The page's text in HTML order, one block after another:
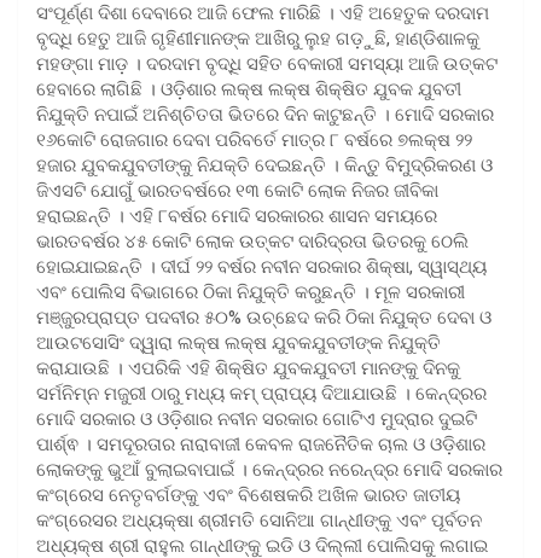
ସଂପୂର୍ଣ୍ଣ ଦିଶା ଦେବାରେ ଆଜି ଫେଲ ମାରିଛି । ଏହି ଅହେତୁକ ଦରଦାମ
ବୃଦ୍ଧି ହେତୁ ଆଜି ଗୃହିଣୀମାନଙ୍କ ଆଖିରୁ ଲୁହ ଗଡ଼ୁଛି, ହାଣ୍ଡିଶାଳକୁ
ମହଙ୍ଗା ମାଡ଼ । ଦରଦାମ ବୃଦ୍ଧି ସହିତ ବେକାରୀ ସମସ୍ୟା ଆଜି ଉତ୍କଟ
ହେବାରେ ଲାଗିଛି । ଓଡ଼ିଶାର ଲକ୍ଷ ଲକ୍ଷ ଶିକ୍ଷିତ ଯୁବକ ଯୁବତୀ
ନିଯୁକ୍ତି ନପାଇଁ ଅନିଶ୍ଚିତତା ଭିତରେ ଦିନ କାଟୁଛନ୍ତି । ମୋଦି ସରକାର
୧୬କୋଟି ରୋଜଗାର ଦେବା ପରିବର୍ତେ ମାତ୍ର ୮ ବର୍ଷରେ ୭ଲକ୍ଷ ୨୨
ହଜାର ଯୁବକଯୁବତୀଙ୍କୁ ନିଯକ୍ତି ଦେଇଛନ୍ତି । କିନ୍ତୁ ବିମୁଦ୍ରିକରଣ ଓ
ଜିଏସଟି ଯୋଗୁଁ ଭାରତବର୍ଷରେ ୧୩ କୋଟି ଲୋକ ନିଜର ଜୀବିକା
ହରାଇଛନ୍ତି । ଏହି ୮ବର୍ଷର ମୋଦି ସରକାରର ଶାସନ ସମୟରେ
ଭାରତବର୍ଷର ୪୫ କୋଟି ଲୋକ ଉତ୍କଟ ଦାରିଦ୍ରତା ଭିତରକୁ ଠେଲି
ହୋଇଯାଇଛନ୍ତି । ଦୀର୍ଘ ୨୨ ବର୍ଷର ନବୀନ ସରକାର ଶିକ୍ଷା, ସ୍ୱାସ୍ଥ୍ୟ
ଏବଂ ପୋଲିସ ବିଭାଗରେ ଠିକା ନିଯୁକ୍ତି କରୁଛନ୍ତି । ମୂଳ ସରକାରୀ
ମଞ୍ଜୁରପ୍ରାପ୍ତ ପଦବୀର ୫୦% ଉଚ୍ଛେଦ କରି ଠିକା ନିଯୁକ୍ତ ଦେବା ଓ
ଆଉଟସୋସିଂ ଦ୍ୱାରା ଲକ୍ଷ ଲକ୍ଷ ଯୁବକଯୁବତୀଙ୍କ ନିଯୁକ୍ତି
କରାଯାଉଛି । ଏପରିକି ଏହି ଶିକ୍ଷିତ ଯୁବକଯୁବତୀ ମାନଙ୍କୁ ଦିନକୁ
ସର୍ମନିମ୍ନ ମଜୁରୀ ଠାରୁ ମଧ୍ୟ କମ୍ ପ୍ରାପ୍ୟ ଦିଆଯାଉଛି । କେନ୍ଦ୍ରର
ମୋଦି ସରକାର ଓ ଓଡ଼ିଶାର ନବୀନ ସରକାର ଗୋଟିଏ ମୁଦ୍ରାର ଦୁଇଟି
ପାର୍ଶ୍ଵ । ସମଦୂରତାର ନାରାବାଜୀ କେବଳ ରାଜନୈତିକ ଚାଲ ଓ ଓଡ଼ିଶାର
ଲୋକଙ୍କୁ ଭୁଆଁ ବୁଲାଇବାପାଇଁ । କେନ୍ଦ୍ରର ନରେନ୍ଦ୍ର ମୋଦି ସରକାର
କଂଗ୍ରେସ ନେତୃବର୍ଗଙ୍କୁ ଏବଂ ବିଶେଷକରି ଅଖିଳ ଭାରତ ଜାତୀୟ
କଂଗ୍ରେସର ଅଧ୍ୟକ୍ଷା ଶ୍ରୀମତି ସୋନିଆ ଗାନ୍ଧୀଙ୍କୁ ଏବଂ ପୂର୍ବତନ
ଅଧ୍ୟକ୍ଷ ଶ୍ରୀ ରାହୁଲ ଗାନ୍ଧୀଙ୍କୁ ଇଡି ଓ ଦିଲ୍ଲୀ ପୋଲିସକୁ ଲଗାଇ